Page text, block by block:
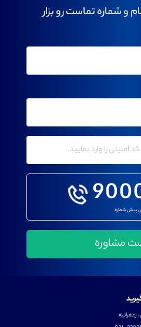
و شماره تماست رو بزار
پیش شماره
زعفرانیه